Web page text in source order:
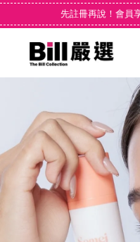
先註冊再說！會員
您的購物